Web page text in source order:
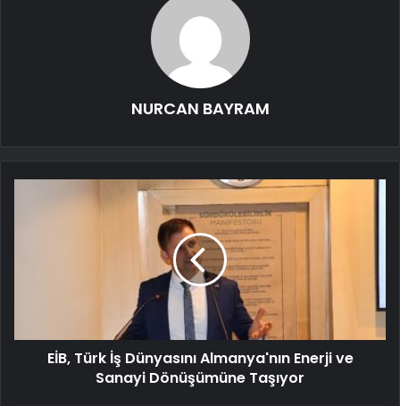
NURCAN BAYRAM
EİB, Türk İş Dünyasını Almanya'nın Enerji ve
Sanayi Dönüşümüne Taşıyor